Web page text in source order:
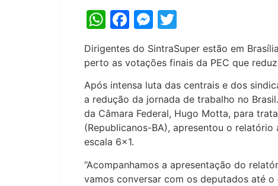
WhatsApp
Facebook
Messenger
Dirigentes do SintraSuper estão em
perto as votações finais da PEC que
Após intensa luta das centrais e dos
a redução da jornada de trabalho no
da Câmara Federal, Hugo Motta, para
(Republicanos-BA), apresentou o
escala 6×1.
“Acompanhamos a apresentação do
vamos conversar com os deputados até